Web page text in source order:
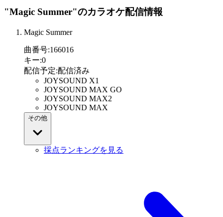
"Magic Summer"のカラオケ配信情報
Magic Summer
曲番号:166016
キー:0
配信予定:配信済み
JOYSOUND X1
JOYSOUND MAX GO
JOYSOUND MAX2
JOYSOUND MAX
その他
採点ランキングを見る